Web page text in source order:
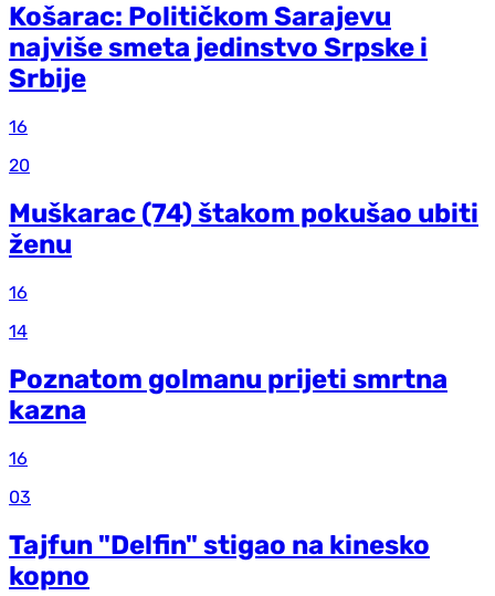
Košarac: Političkom Sarajevu
najviše smeta jedinstvo Srpske i
Srbije
16
20
Muškarac (74) štakom pokušao ubiti
ženu
16
14
Poznatom golmanu prijeti smrtna
kazna
16
03
Tajfun "Delfin" stigao na kinesko
kopno